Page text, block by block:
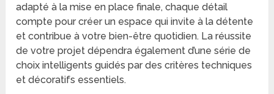
adapté à la mise en place finale, chaque détail
compte pour créer un espace qui invite à la détente
et contribue à votre bien-être quotidien. La réussite
de votre projet dépendra également d’une série de
choix intelligents guidés par des critères techniques
et décoratifs essentiels.